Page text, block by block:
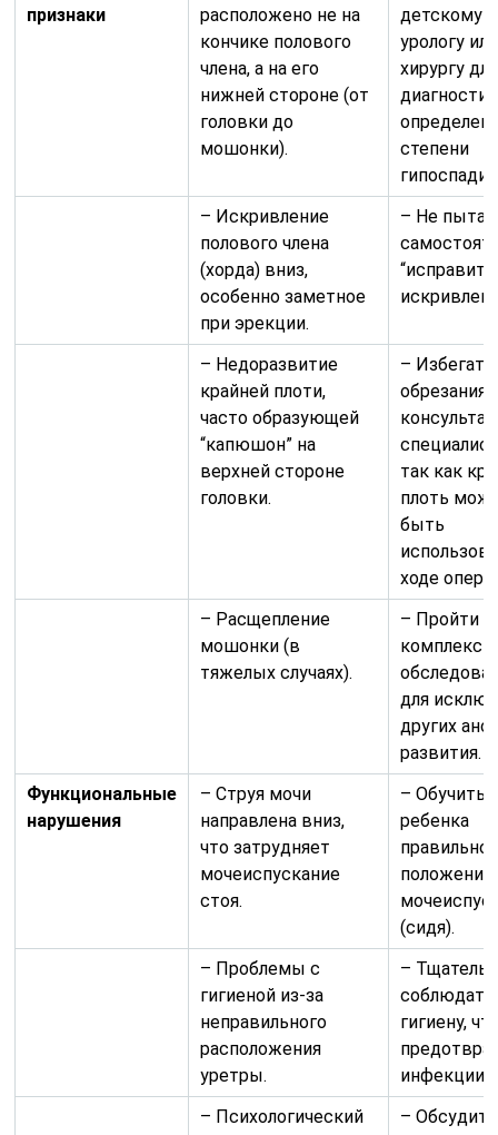
признаки
расположено не на
кончике полового
члена, а на его
нижней стороне (от
головки до
мошонки).
детскому
урологу или
хирургу для
степени
– Искривление
полового члена
(хорда) вниз,
особенно заметное
при эрекции.
– Не
– Недоразвитие
крайней плоти,
часто образующей
“капюшон” на
верхней стороне
головки.
– Избегать
обрезания
так как
плоть
быть
ходе
– Расщепление
мошонки (в
тяжелых случаях).
– Пройти
для
других
развития.
Функциональные
нарушения
– Струя мочи
направлена вниз,
что затрудняет
мочеиспускание
стоя.
– Обучить
ребенка
(сидя).
– Проблемы с
гигиеной из-за
неправильного
расположения
уретры.
–
соблюдать
гигиену,
инфекции.
– Психологический
–